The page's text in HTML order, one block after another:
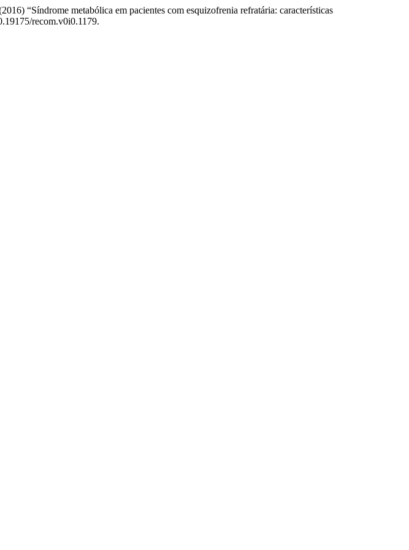
“Síndrome metabólica em pacientes com esquizofrenia refratária: características
recom.v0i0.1179.